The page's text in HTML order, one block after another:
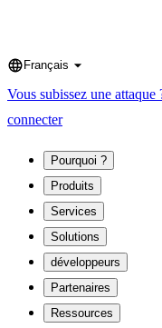
Language
Français
Vous subissez une attaque
connecter
Pourquoi ?
Produits
Services
Solutions
développeurs
Partenaires
Ressources